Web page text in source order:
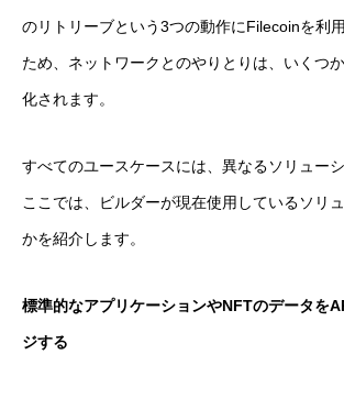
のリトリーブという3つの動作にFilecoinを利
ため、ネットワークとのやりとりは、いくつ
化されます。
すべてのユースケースには、異なるソリュー
ここでは、ビルダーが現在使用しているソリ
かを紹介します。
標準的なアプリケーションやNFTのデータを
ジする